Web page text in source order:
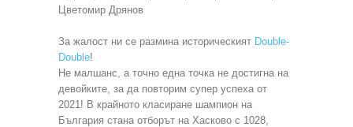
Цветомир Дрянов
За жалост ни се размина историческият Double-
Double!
Не малшанс, а точно една точка не достигна на
девойките, за да повторим супер успеха от
2021! В крайното класиране шампион на
България стана отборът на Хасково с 1028,